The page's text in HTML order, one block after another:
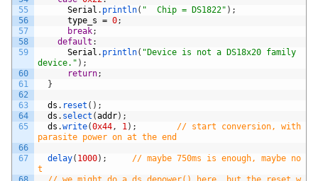
55
56
57
58
59
60
61
62
63
64
65
66
67
Serial . println( "  Chip = DS1822" ) ;
type_s = 0;
break;
default :
Serial . println( "Device is not a DS18x20 family
device." ) ;
return;
}
ds . reset ( ) ;
ds . select (addr) ;
ds .write(0x44, 1) ;
// start conversion, with
parasite power on at the end
delay( 1000) ;
// maybe 750ms is enough, maybe no
t